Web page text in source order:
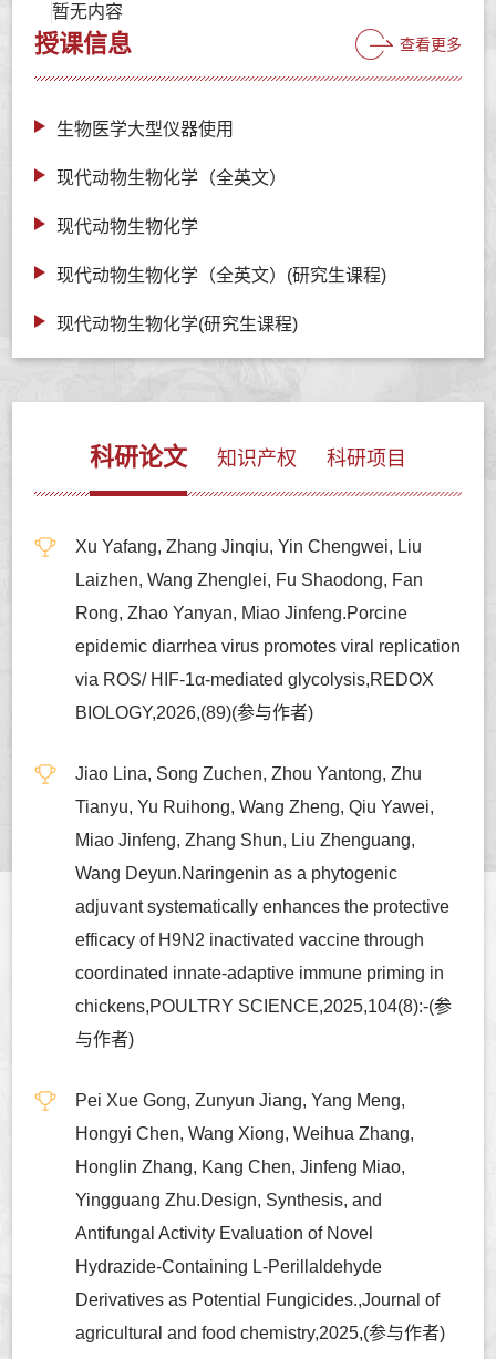
暂无内容
授课信息 查看更多
生物医学大型仪器使用
现代动物生物化学（全英文）
现代动物生物化学
现代动物生物化学（全英文）(研究生课程)
现代动物生物化学(研究生课程)
科研论文 知识产权 科研项目
Xu Yafang, Zhang Jinqiu, Yin Chengwei, Liu
Laizhen, Wang Zhenglei, Fu Shaodong, Fan
Rong, Zhao Yanyan, Miao Jinfeng.Porcine
epidemic diarrhea virus promotes viral replication
via ROS/ HIF-1α-mediated glycolysis,REDOX
BIOLOGY,2026,(89)(参与作者)
Jiao Lina, Song Zuchen, Zhou Yantong, Zhu
Tianyu, Yu Ruihong, Wang Zheng, Qiu Yawei,
Miao Jinfeng, Zhang Shun, Liu Zhenguang,
Wang Deyun.Naringenin as a phytogenic
adjuvant systematically enhances the protective
efficacy of H9N2 inactivated vaccine through
coordinated innate-adaptive immune priming in
chickens,POULTRY SCIENCE,2025,104(8):-(参
与作者)
Pei Xue Gong, Zunyun Jiang, Yang Meng,
Hongyi Chen, Wang Xiong, Weihua Zhang,
Honglin Zhang, Kang Chen, Jinfeng Miao,
Yingguang Zhu.Design, Synthesis, and
Antifungal Activity Evaluation of Novel
Hydrazide-Containing L-Perillaldehyde
Derivatives as Potential Fungicides.,Journal of
agricultural and food chemistry,2025,(参与作者)